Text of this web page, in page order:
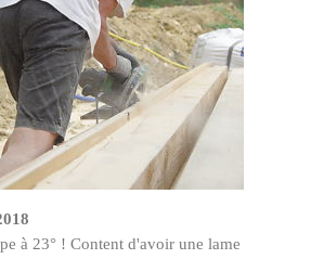
à 23° ! Content d'avoir une lame